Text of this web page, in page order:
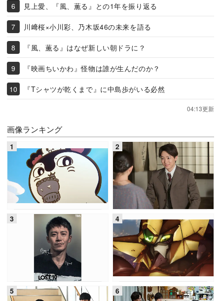
見上愛、『風、薫る』との1年を振り返る
川﨑桜×小川彩、乃木坂46の未来を語る
『風、薫る』はなぜ新しい朝ドラに？
『映画ちいかわ』怪物は誰が生んだのか？
『Tシャツが乾くまで』に中島歩がいる必然
04:13更新
画像ランキング